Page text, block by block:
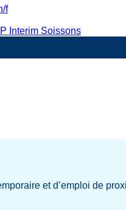
f
Interim Soissons
et d’emploi de